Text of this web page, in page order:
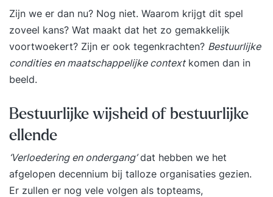
Zijn we er dan nu? Nog niet. Waarom krijgt dit spel
zoveel kans? Wat maakt dat het zo gemakkelijk
voortwoekert? Zijn er ook tegenkrachten? Bestuurlijke
condities en maatschappelijke contextkomen dan in
beeld.
Bestuurlijke wijsheid of bestuurlijke
ellende
‘Verloedering en ondergang’dat hebben we het
afgelopen decennium bij talloze organisaties gezien.
Er zullen er nog vele volgen als topteams,